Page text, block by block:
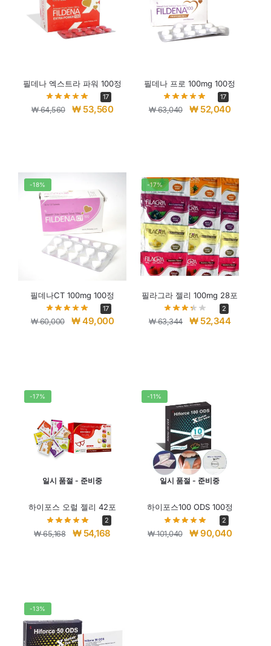
필데나 엑스트라 파워 100정
17
₩64,560 ₩53,560
필데나 프로 100mg 100정
17
₩63,040 ₩52,040
-18%
필데나CT 100mg 100정
17
₩60,000 ₩49,000
-17%
필라그라 젤리 100mg 28포
2
₩63,344 ₩52,344
-17%
일시 품절 - 준비중
하이포스 오럴 젤리 42포
2
₩65,168 ₩54,168
-11%
일시 품절 - 준비중
하이포스100 ODS 100정
2
₩101,040 ₩90,040
-13%